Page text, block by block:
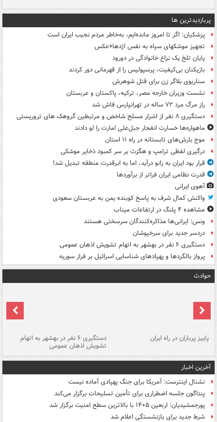
پربازدیدترین ها
پزشکیان: اگر تا امروز مانده‌ایم، به‌خاطر مردم نجیب ایران است
تجهیز موشکهای سپاه به نفس اژدها+عکس
پایان تلخ یک نزاع خانوادگی در دورود
بازیکنان بی‌کیفیت، پرسپولیس را از قهرمانی دور کردند
سناریوی بلاگر زن برای قتل شوهرش
نشست وزیران خارجه مصر، ترکیه، پاکستان و عربستان
راز مرگ مرد ۷۲ ساله در تهرانپارس فاش شد
دستگیری ۸ نفر از اشرار مسلح شاخص و مرتبطین گروهک های تروریستی
ماهواره‌ها خسارت انفجار جبل‌علی امارت را لو دادند
موج بارش‌های تابستانه در راه ۱۱ استان
درگیری لفظی ترامپ و هگزث بر سر کمبود ذخایر موشکی
قرار بود ایران به زانو درآید، اما به ابرقدرت منطقه تبدیل شد!
قدرت نظامی ایران فراتر از برآوردها
آهوی ایرانی
واکنش کمال شرف به پاسخ کوبنده یمن به عربستان سعودی
مشاهده ۴ پلنگ در ارتفاعات میناب
ونس: ایرانی‌ها مذاکره‌کنندگان سرسختی هستند
دردسر جدید برای سرخپوشان
دستگیری ۶ نفر در بهشهر به اتهام تشویش اذهان عمومی
پرواز بالگردها و پهپادهای شناسایی اسرائیل بر فراز سوریه
حوادث
پاییز پرباران در راه ایران دستگیری ۶ نفر در بهشهر به اتهام
تشویش اذهان عمومی
آخرین اخبار
نشنال اینترست: آمریکا برای جنگ پهپادی آماده نیست
پنتاگون جلسه اضطراری برای تأمین تسلیحات برگزار می‌کند
پورجمشیدیان: اربعین ۱۴۰۵ با بالاترین سطح امنیت برگزار شد
شرط جدید برای بازنشستگی اعلام شد